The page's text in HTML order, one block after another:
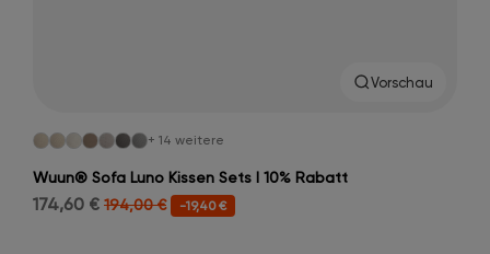
Vorschau
+ 14 weitere
Wuun® Sofa Luno Kissen Sets I 10% Rabatt
174,60 € 194,00 € -19,40 €